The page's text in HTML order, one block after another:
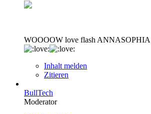
WOOOOW love flash ANNASOPHIA
Inhalt melden
Zitieren
BullTech
Moderator